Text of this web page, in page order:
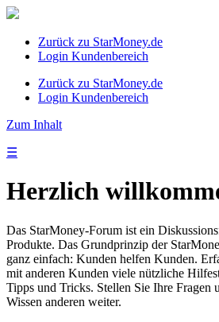
Zurück zu StarMoney.de
Login Kundenbereich
Zurück zu StarMoney.de
Login Kundenbereich
Zum Inhalt
☰
Herzlich
Das StarMoney-Forum ist ein
Produkte. Das Grundprinzip der
ganz einfach: Kunden helfen Kunden.
mit anderen Kunden viele nützliche
Tipps und Tricks. Stellen Sie Ihre Fragen
Wissen anderen weiter.